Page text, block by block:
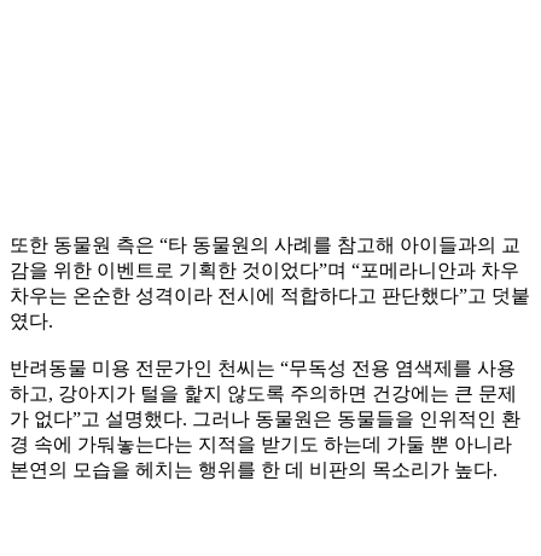
또한 동물원 측은 “타 동물원의 사례를 참고해 아이들과의 교
감을 위한 이벤트로 기획한 것이었다”며 “포메라니안과 차우
차우는 온순한 성격이라 전시에 적합하다고 판단했다”고 덧붙
였다.
반려동물 미용 전문가인 천씨는 “무독성 전용 염색제를 사용
하고, 강아지가 털을 핥지 않도록 주의하면 건강에는 큰 문제
가 없다”고 설명했다. 그러나 동물원은 동물들을 인위적인 환
경 속에 가둬놓는다는 지적을 받기도 하는데 가둘 뿐 아니라
본연의 모습을 헤치는 행위를 한 데 비판의 목소리가 높다.